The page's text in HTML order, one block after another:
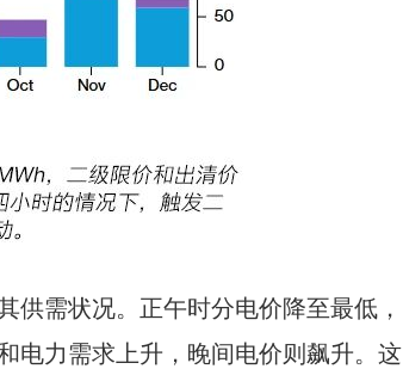
供需状况。正午时分电价降至最低，
电力需求上升，晚间电价则飙升。这